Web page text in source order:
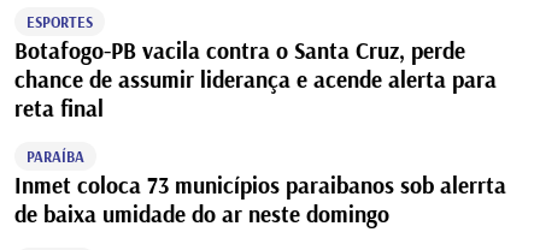
ESPORTES
Botafogo-PB vacila contra o Santa Cruz, perde
chance de assumir liderança e acende alerta para
reta final
PARAÍBA
Inmet coloca 73 municípios paraibanos sob alerrta
de baixa umidade do ar neste domingo